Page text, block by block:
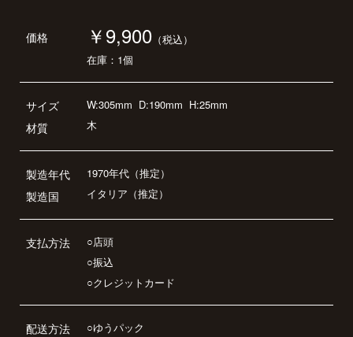
価格 ￥9,900 （税込）
在庫：1個
サイズ
材質
W:305mm D:190mm H:25mm
木
製造年代
製造国
1970年代（推定）
イタリア（推定）
支払方法
○店頭
○振込
○クレジットカード
配送方法
○ゆうパック